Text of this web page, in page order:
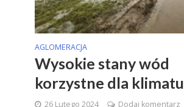
AGLOMERACJA
Wysokie stany wód
korzystne dla klimatu
26 Lutego 2024 Dodaj komentarz